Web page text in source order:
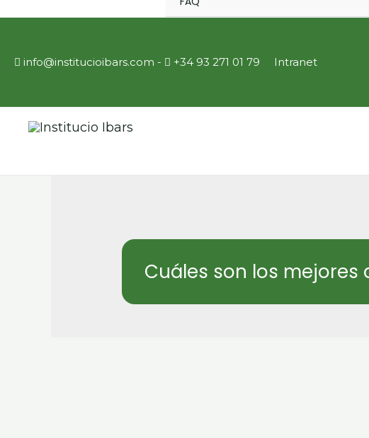
info@institucioibars.com ​ - +34 93 271 01 79 Intranet
Cuáles son los